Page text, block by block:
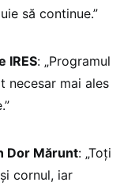
să continue.”
IRES: „Programul
necesar mai ales
Dor Mărunt: „Toți
cornul, iar